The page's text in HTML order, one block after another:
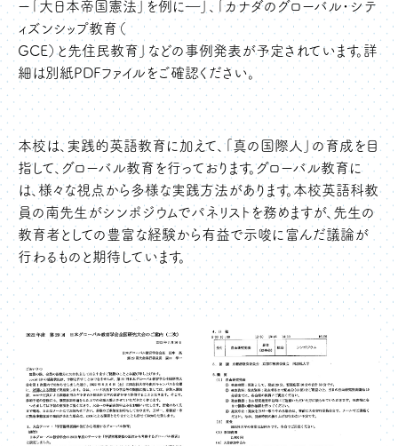
ー「大日本帝国憲法」を例に―」、「カナダのグローバル・シテ
ィズンシップ教育（
GCE）と先住民教育」などの事例発表が予定されています。詳
細は別紙PDFファイルをご確認ください。
本校は、実践的英語教育に加えて、「真の国際人」の育成を目
指して、グローバル教育を行っております。グローバル教育に
は、様々な視点から多様な実践方法があります。本校英語科教
員の南先生がシンポジウムでパネリストを務めますが、先生の
教育者としての豊富な経験から有益で示唆に富んだ議論が
行わるものと期待しています。